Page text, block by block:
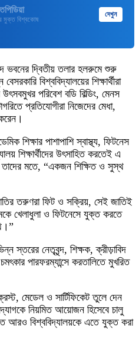
মুক্ত বিশ্বকোষ দেখুন
ভবনের দ্বিতীয় তলার হলরুমে শুরু
বিশ্ববিদ্যালয়ের শিক্ষার্থীরা
পরিবেশ বডি বিল্ডিং, মেনস
প্রতিযোগীরা নিজেদের মেধা,
শিক্ষার পাশাপাশি স্বাস্থ্য, ফিটনেস
শিক্ষার্থীদের উৎসাহিত করতেই এ
মতে, “একজন শিক্ষিত ও সুস্থ
তরুণরা ফিট ও সক্রিয়, সেই জাতিই
খেলাধুলা ও ফিটনেসে যুক্ত করতে
স্তরের নেতৃবৃন্দ, শিক্ষক, ক্রীড়াবিদ
পারফরম্যান্সে করতালিতে মুখরিত
মেডেল ও সার্টিফিকেট তুলে দেন
নিয়মিত আয়োজন হিসেবে চালু
আরও বিশ্ববিদ্যালয়কে এতে যুক্ত করা